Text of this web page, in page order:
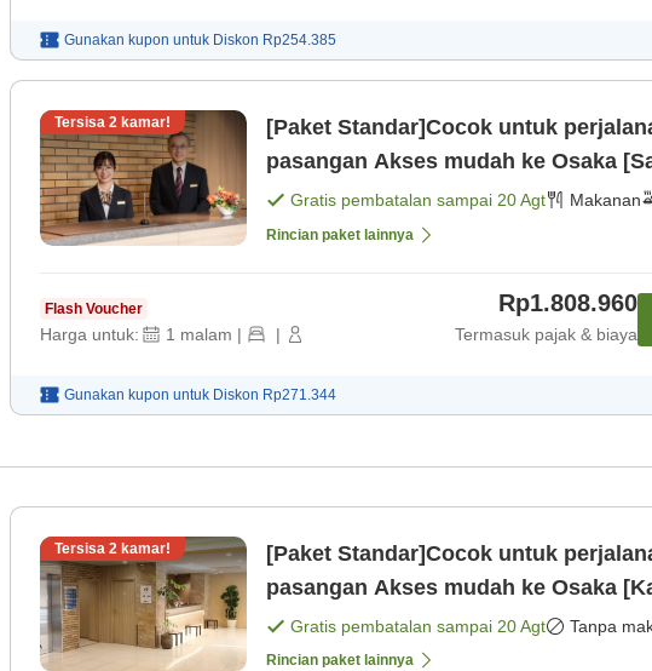
Gunakan kupon untuk Diskon Rp254.385
Tersisa 2 kamar!
[Paket Standar]Cocok untuk
pasangan Akses mudah ke Osaka
Gratis pembatalan sampai 20 Agt Makanan
Rincian paket lainnya
Flash Voucher
Harga untuk: 1 malam | |
Rp1.808.960
Termasuk pajak & biaya
Gunakan kupon untuk Diskon Rp271.344
Tersisa 2 kamar!
[Paket Standar]Cocok untuk
pasangan Akses mudah ke Osaka
Gratis pembatalan sampai 20 Agt Tanpa
Rincian paket lainnya